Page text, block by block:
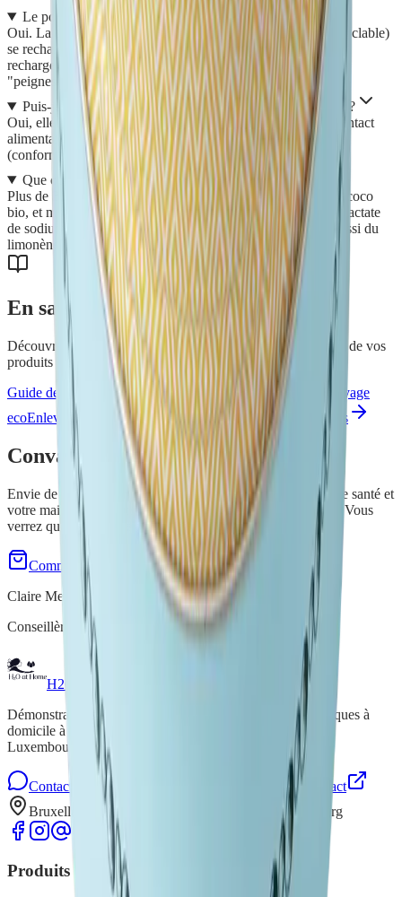
Le pot est-il vraiment rechargeable ?
Oui. La boîte en aluminium (fabriquée en France, 100% recyclable)
se recharge : nettoyez et séchez la boîte, retirez le film de la
recharge, puis clipsez la coque par pression grâce à ses deux
"peignes" opposés. C'est reparti pour un tour !
Puis-je m'en servir sur des surfaces en contact alimentaire ?
Oui, elle est compatible avec le nettoyage des surfaces en contact
alimentaire, à condition de bien rincer après utilisation
(conformément à l'arrêté du 08/09/99).
Que contient exactement la Crème d'argile ?
Plus de 30% d'argile et d'eau, 15 à 30% de savon d'huile de coco
bio, et moins de 5% de gluconate de sodium, glycérine bio, lactate
de sodium, silicates et essence de citron bio. Elle contient aussi du
limonène. 100% des ingrédients sont d'origine naturelle.
En savoir plus
Découvrez nos conseils et astuces pour tirer le meilleur parti de vos
produits H2O at Home.
Guide des microfibresPollution interieure Efficacite du nettoyage
ecoEnlever le calcaireDésinfecter sans javelTous nos articles
Convaincu(e) parCrème d'Argile ?
Envie de découvrir un nettoyant quotidien qui respecte votre santé et
votre maison ? Je vous propose une démonstration gratuite. Vous
verrez que naturel et efficace ne sont pas incompatibles !
Commander maintenant
Demo gratuite à domicile
Claire Mercenier
Conseillère Indépendante H2O at Home
H2O at Home
Démonstrations gratuites de produits de nettoyage écologiques à
domicile à Bruxelles, en Brabant wallon, Namur, Liège et
Luxembourg.
Contactez-nous sur WhatsApp
Formulaire de contact
Bruxelles, Brabant wallon, Namur, Liège, Luxembourg
Produits